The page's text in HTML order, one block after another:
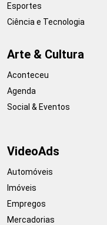
Esportes
Ciência e Tecnologia
Arte & Cultura
Aconteceu
Agenda
Social & Eventos
VideoAds
Automóveis
Imóveis
Empregos
Mercadorias